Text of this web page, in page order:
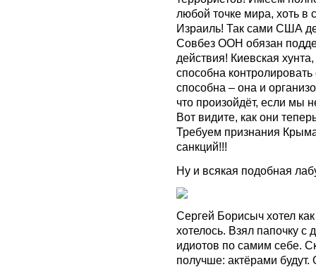
любой точке мира, хоть в
Израиль! Так сами США
Совбез ООН обязан
действия! Киевская
способна
способна – она и
что произойдёт, если мы
Вот видите, как они
Требуем признания
санкций!!!
Ну и всякая подобная
Сергей Борисыч хотел
хотелось. Взял папочку
идиотов по самим себе.
получше: актёрами